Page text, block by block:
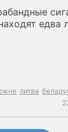
едва
литва